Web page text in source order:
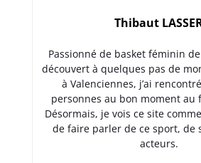
Thibaut
Passionné de basket féminin
découvert à quelques pas de
à Valenciennes, j’ai
personnes au bon moment au
Désormais, je vois ce site
de faire parler de ce sport, de
acteurs.